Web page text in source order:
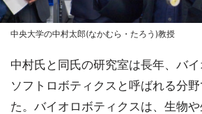
中央大学の中村太郎(なかむら・たろう)教授
中村氏と同氏の研究室は長年、バ
ソフトロボティクスと呼ばれる分
た。バイオロボティクスは、生物